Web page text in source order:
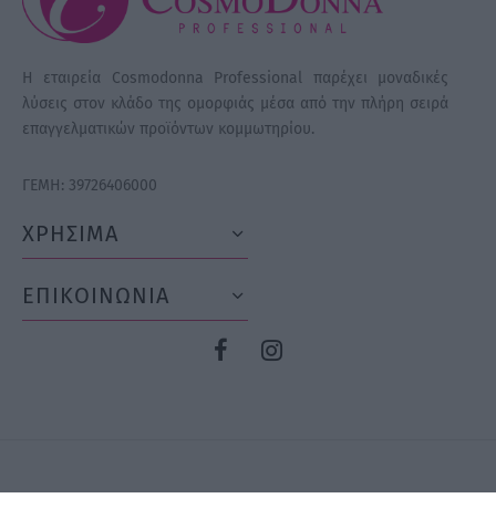
Η εταιρεία Cosmodonna Professional παρέχει μοναδικές
λύσεις στον κλάδο της ομορφιάς μέσα από την πλήρη σειρά
επαγγελματικών προϊόντων κομμωτηρίου.
ΓΕΜΗ: 39726406000
ΧΡΗΣΙΜΑ
ΕΠΙΚΟΙΝΩΝΙΑ